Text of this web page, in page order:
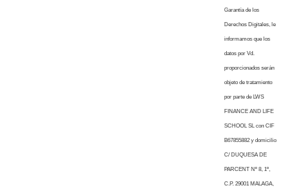
Garantía de los
Derechos Digitales, le
informamos que los
datos por Vd.
proporcionados serán
objeto de tratamiento
por parte de LWS
FINANCE AND LIFE
SCHOOL SL con CIF
B67855882 y domicilio
C/ DUQUESA DE
PARCENT Nº 8, 1º,
C.P. 29001 MALAGA,